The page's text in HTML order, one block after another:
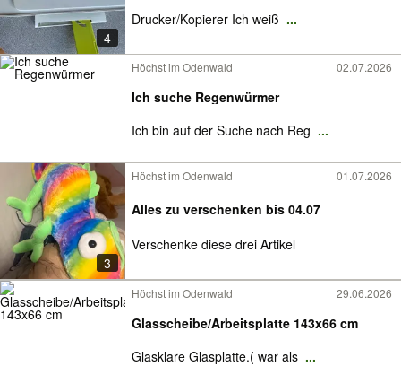
4
Drucker/Kopierer Ich weiß ...
Höchst im Odenwald 02.07.2026
Ich suche Regenwürmer
Ich bin auf der Suche nach Reg ...
3
Höchst im Odenwald 01.07.2026
Alles zu verschenken bis 04.07
Verschenke diese drei Artikel
Höchst im Odenwald 29.06.2026
Glasscheibe/Arbeitsplatte 143x66 cm
Glasklare Glasplatte.( war als ...